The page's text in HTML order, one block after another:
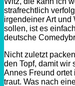
strafrechtlich
irgendeiner Art und
sollen, ist es
deutsche
Nicht zuletzt
den Topf, damit wir
Annes Freund ortet
traut. Was nach